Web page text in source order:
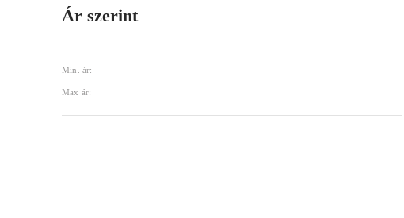
Ár szerint
Min. ár:
Max ár: